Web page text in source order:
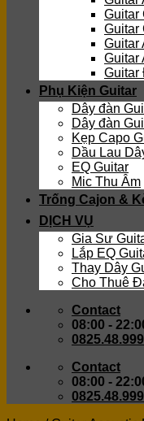
Guitar
Guitar
Guitar
Guitar
Guitar
Phụ Kiện Guitar
Dây đàn
Dây đàn
Kẹp Capo
Dầu Lau
EQ Guitar
Mic Thu Âm
Trống Cajon &
DỊCH VỤ
Gia Sư
Lắp EQ
Thay Dây
Cho Thuê
Contact
08:00 -
Contact
08:00 -